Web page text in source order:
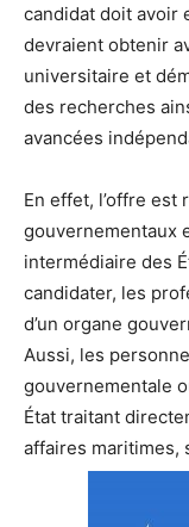
candidat doit avoir
devraient obtenir
universitaire et
des recherches
avancées
En effet, l’offre
gouvernementaux
intermédiaire des
candidater, les
d’un organe
Aussi, les
gouvernementale
État traitant
affaires maritimes,